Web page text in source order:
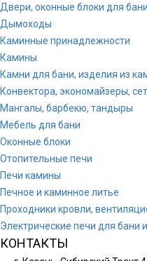
Двери, оконные блоки для
Дымоходы
Каминные принадлежности
Камины
Камни для бани, изделия из
Конвектора, экономайзеры,
Мангалы, барбекю, тандыры
Мебель для бани
Оконные блоки
Отопительные печи
Печи камины
Печное и каминное литье
Проходники кровли,
Электрические печи для бани
КОНТАКТЫ